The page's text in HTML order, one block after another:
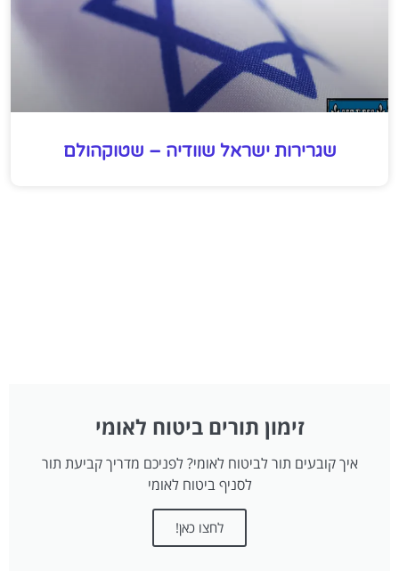
שגרירות ישראל שוודיה – שטוקהולם
זימון תורים ביטוח לאומי
איך קובעים תור לביטוח לאומי? לפניכם מדריך קביעת תור
לסניף ביטוח לאומי
לחצו כאן!